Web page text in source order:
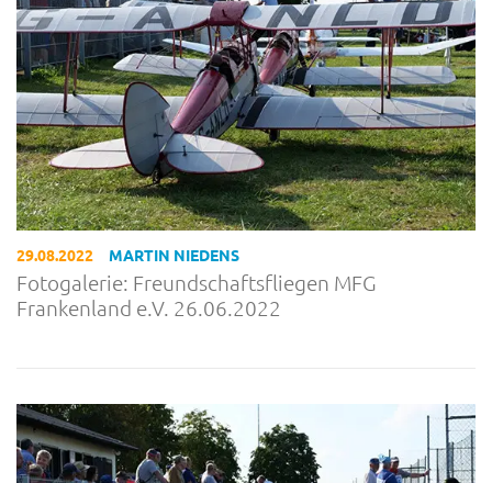
29.08.2022 MARTIN NIEDENS
Fotogalerie: Freundschaftsfliegen MFG
Frankenland e.V. 26.06.2022